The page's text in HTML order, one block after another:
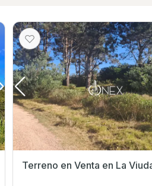
Terreno en Venta en